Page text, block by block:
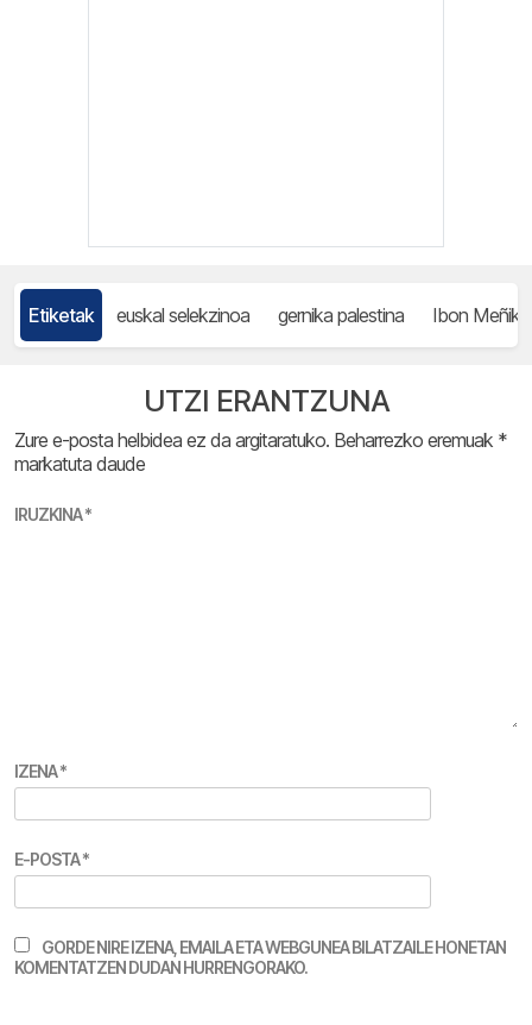
Etiketak euskal selekzinoa gernika palestina Ibon Meñika
UTZI ERANTZUNA
Zure e-posta helbidea ez da argitaratuko. Beharrezko eremuak *
markatuta daude
IRUZKINA*
IZENA*
E-POSTA*
GORDE NIRE IZENA, EMAILA ETA WEBGUNEA BILATZAILE HONETAN
KOMENTATZEN DUDAN HURRENGORAKO.